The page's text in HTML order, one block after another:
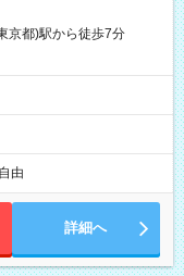
京都)駅から徒歩7分
由
詳細へ